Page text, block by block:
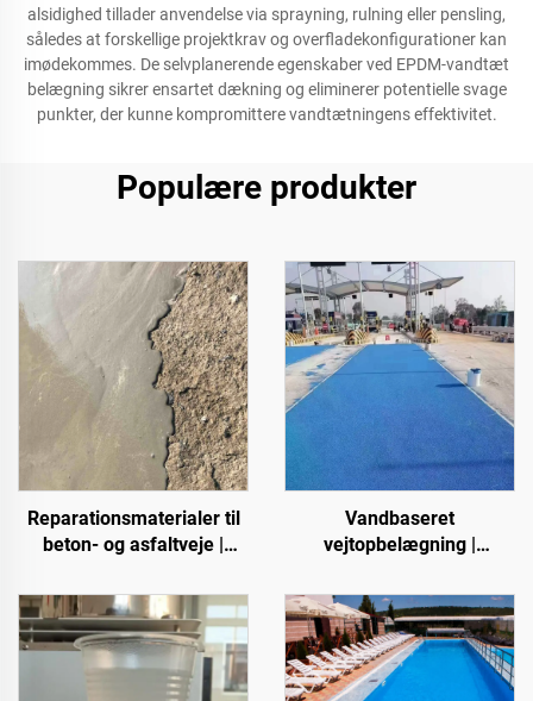
alsidighed tillader anvendelse via sprayning, rulning eller pensling,
således at forskellige projektkrav og overfladekonfigurationer kan
imødekommes. De selvplanerende egenskaber ved EPDM-vandtæt
belægning sikrer ensartet dækning og eliminerer potentielle svage
punkter, der kunne kompromittere vandtætningens effektivitet.
Populære produkter
Reparationsmaterialer til
beton- og asfaltveje |
overfladerenovering
Vandbaseret
vejtopbelægning |
topbelægning til flere
underlagsarter til
indendørs og udendørs
belægninger